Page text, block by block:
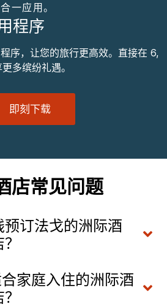
一应用。
程序
序，让您的旅行更高效。直接在 6,
多缤纷礼遇。
即刻下载
店常见问题
订法戈的洲际酒
家庭入住的洲际酒